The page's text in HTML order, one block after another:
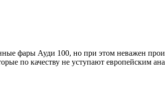
фары Ауди 100, но при этом неважен
по качеству не уступают европейским